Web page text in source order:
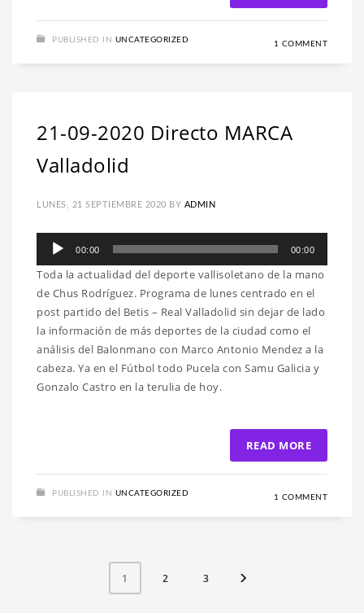
PUBLISHED IN UNCATEGORIZED 1 COMMENT
21-09-2020 Directo MARCA
Valladolid
LUNES, 21 SEPTIEMBRE 2020 BY ADMIN
Reproductor
audio
00:00 00:00
Toda la actualidad del deporte vallisoletano de la mano
de Chus Rodríguez. Programa de lunes centrado en el
post partido del Betis – Real Valladolid sin dejar de lado
la información de más deportes de la ciudad como el
análisis del Balonmano con Marco Antonio Mendez a la
cabeza. Ya en el Fútbol todo Pucela con Samu Galicia y
Gonzalo Castro en la terulia de hoy.
READ MORE
PUBLISHED IN UNCATEGORIZED 1 COMMENT
1 2 3